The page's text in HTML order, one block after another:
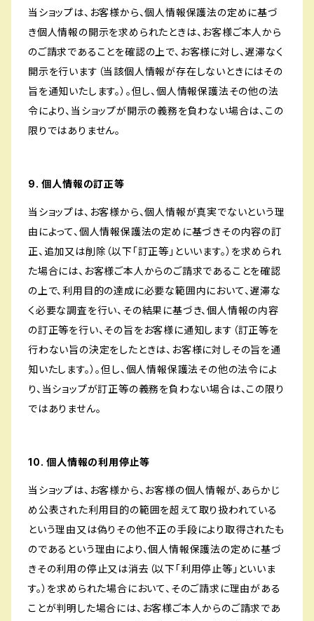
当ショップは、お客様から、個人情報保護法の定めに基づ
き個人情報の開示を求められたときは、お客様ご本人から
のご請求であることを確認の上で、お客様に対し、遅滞なく
開示を行います（当該個人情報が存在しないときにはその
旨を通知いたします。）。但し、個人情報保護法その他の法
令により、当ショップが開示の義務を負わない場合は、この
限りではありません。
9. 個人情報の訂正等
当ショップは、お客様から、個人情報が真実でないという理
由によって、個人情報保護法の定めに基づきその内容の訂
正、追加又は削除（以下「訂正等」といいます。）を求められ
た場合には、お客様ご本人からのご請求であることを確認
の上で、利用目的の達成に必要な範囲内において、遅滞な
く必要な調査を行い、その結果に基づき、個人情報の内容
の訂正等を行い、その旨をお客様に通知します（訂正等を
行わない旨の決定をしたときは、お客様に対しその旨を通
知いたします。）。但し、個人情報保護法その他の法令によ
り、当ショップが訂正等の義務を負わない場合は、この限り
ではありません。
10. 個人情報の利用停止等
当ショップは、お客様から、お客様の個人情報が、あらかじ
め公表された利用目的の範囲を超えて取り扱われている
という理由又は偽りその他不正の手段により取得されたも
のであるという理由により、個人情報保護法の定めに基づ
きその利用の停止又は消去（以下「利用停止等」といいま
す。）を求められた場合において、そのご請求に理由がある
ことが判明した場合には、お客様ご本人からのご請求であ